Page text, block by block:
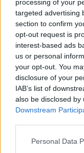
processing of your
targeted advertising
section to confirm
opt-out request is
interest-based ads
us or personal
your opt-out. You
disclosure of your
IAB’s list of
also be disclosed
Downstream
Personal Data
RADIO
Altri articoli